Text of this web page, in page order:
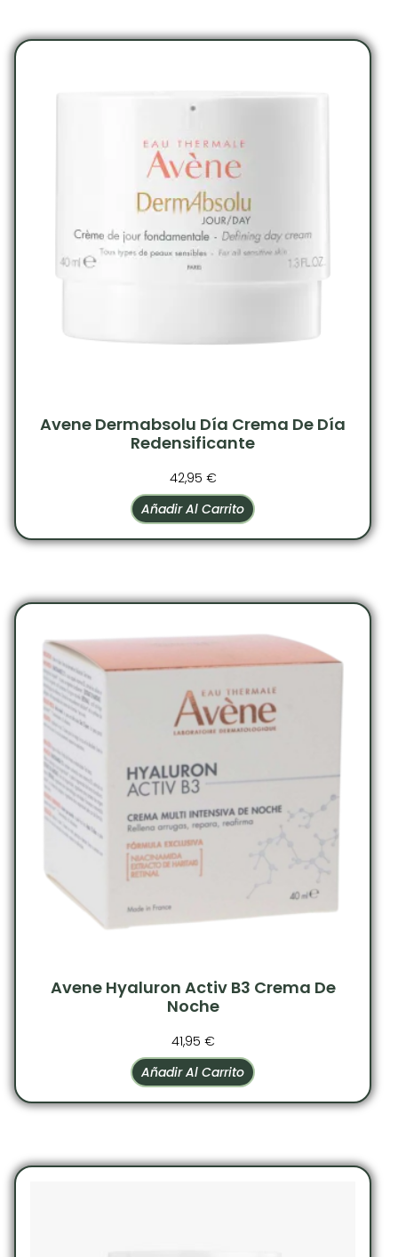
Avene Dermabsolu Día Crema De Día
Redensificante
42,95 €
Añadir Al Carrito
Avene Hyaluron Activ B3 Crema De
Noche
41,95 €
Añadir Al Carrito